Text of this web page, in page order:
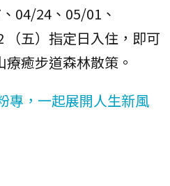
04/24、05/01、
五）指定日入住，即可
癒步道森林散策。
專，一起展開人生新風